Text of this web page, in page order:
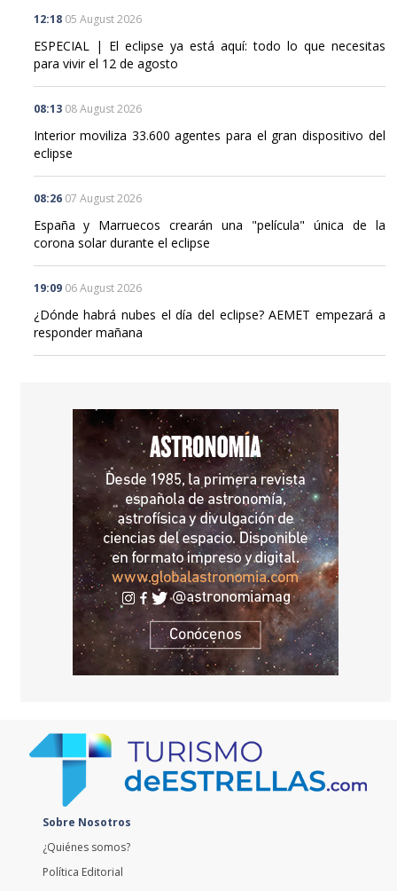
08:1308 August 2026
08:2607 August 2026
19:09 06 August 2026
Sobre Nosotros
¿Quiénes somos?
Política Editorial
Contacto
Comunicación